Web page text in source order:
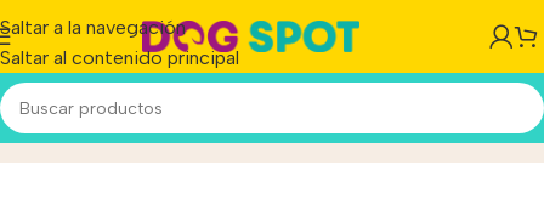
Saltar a la navegación
Saltar al contenido principal
7790187342804Inicio/Producto